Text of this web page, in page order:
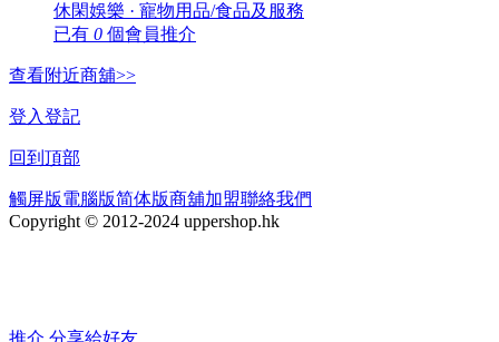
休閑娛樂 · 寵物用品/食品及服務
已有 0 個會員推介
查看附近商舖>>
登入登記
回到頂部
觸屏版電腦版简体版商舖加盟聯絡我們
Copyright © 2012-2024 uppershop.hk
推介 分享給好友